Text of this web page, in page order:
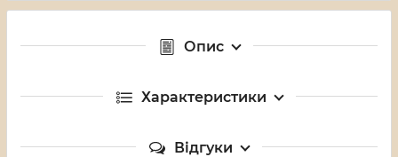
Опис
Характеристики
Відгуки